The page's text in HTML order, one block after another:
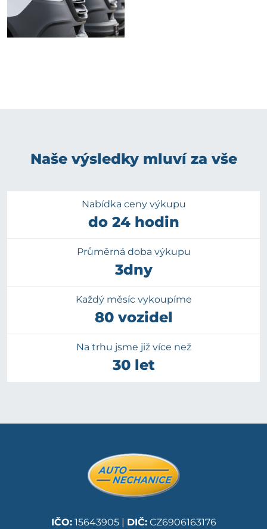
Naše výsledky mluví za vše
Nabídka ceny výkupu
do 24 hodin
Průměrná doba výkupu
3dny
Každý měsíc vykoupíme
80 vozidel
Na trhu jsme již více než
30 let
IČO:15643905 | DIČ:CZ6906163176